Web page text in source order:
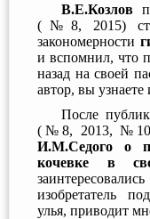
В.Е.Козлов
(№8, 2015)
закономерности
и вспомнил, что
назад на своей
автор, вы узнаете
После
(№8, 2013, №10,
И.М.Седого о
кочевке в
изобретатель
улья, приводит